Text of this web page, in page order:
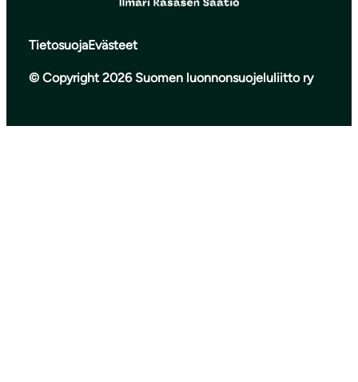
TietosuojaEvästeet
© Copyright 2026 Suomen luonnonsuojeluliitto ry